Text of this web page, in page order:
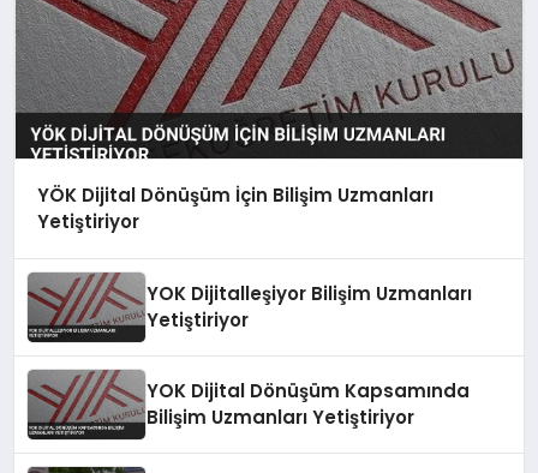
YÖK Dijital Dönüşüm İçin Bilişim Uzmanları
Yetiştiriyor
YOK Dijitalleşiyor Bilişim Uzmanları
Yetiştiriyor
YOK Dijital Dönüşüm Kapsamında
Bilişim Uzmanları Yetiştiriyor